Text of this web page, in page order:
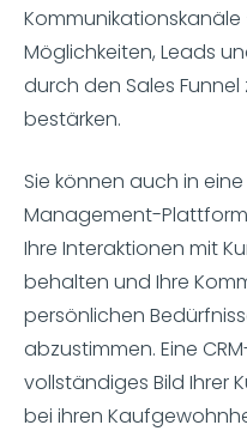
Möglichkeiten, Leads
durch den Sales
bestärken.
Sie können auch in
Management-Plattform
Ihre Interaktionen mit
behalten und Ihre
persönlichen
abzustimmen. Eine
vollständiges Bild Ihrer
bei ihren